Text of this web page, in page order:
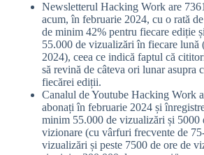
Newsletterul Hacking Work are
acum, în februarie 2024, cu o rată
de minim 42% pentru fiecare ediție
55.000 de vizualizări în fiecare lună
2024), ceea ce indică faptul că
să revină de câteva ori lunar asupra
fiecărei ediții.
Canalul de Youtube Hacking Work
abonați în februarie 2024 și
minim 55.000 de vizualizări și 5000
vizionare (cu vârfuri frecvente de
vizualizări și peste 7500 de ore de